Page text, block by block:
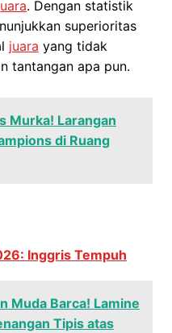
. Dengan statistik
superioritas
juara yang tidak
tantangan apa pun.
Murka! Larangan
di Ruang
Inggris Tempuh
Muda Barca! Lamine
Tipis atas